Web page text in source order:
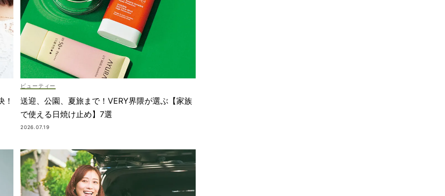
ビューティー
送迎、公園、夏旅まで！VERY界隈が選ぶ【家族
で使える日焼け止め】7選
2026.07.19